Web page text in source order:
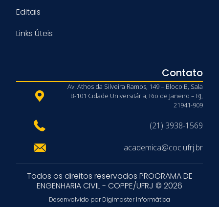
Editais
Links Úteis
Contato
Av. Athos da Silveira Ramos, 149 – Bloco B, Sala
B-101 Cidade Universitária, Rio de Janeiro – RJ,
21941-909
(21) 3938-1569
academica@coc.ufrj.br
Todos os direitos reservados PROGRAMA DE
ENGENHARIA CIVIL - COPPE/UFRJ © 2026
Desenvolvido por Digimaster Informática